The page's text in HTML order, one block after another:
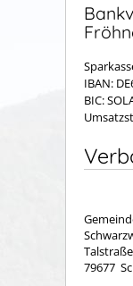
IBAN:
BIC:
79677